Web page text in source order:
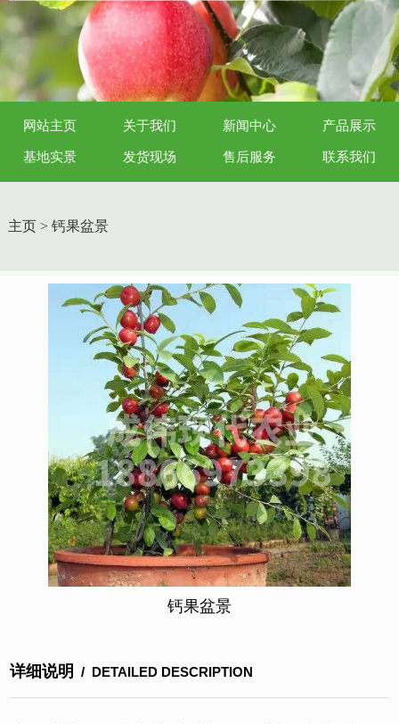
网站主页 关于我们 新闻中心 产品展示
基地实景 发货现场 售后服务 联系我们
主页> 钙果盆景
钙果盆景
详细说明 / DETAILED DESCRIPTION